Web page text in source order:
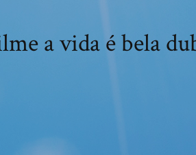
a vida é bela